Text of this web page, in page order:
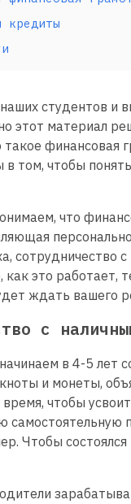
кредиты
студентов и
этот материал
финансовая
том, чтобы
что
сотрудничество
это работает,
ждать вашего
с
в 4-5 лет
и монеты,
чтобы
Чтобы